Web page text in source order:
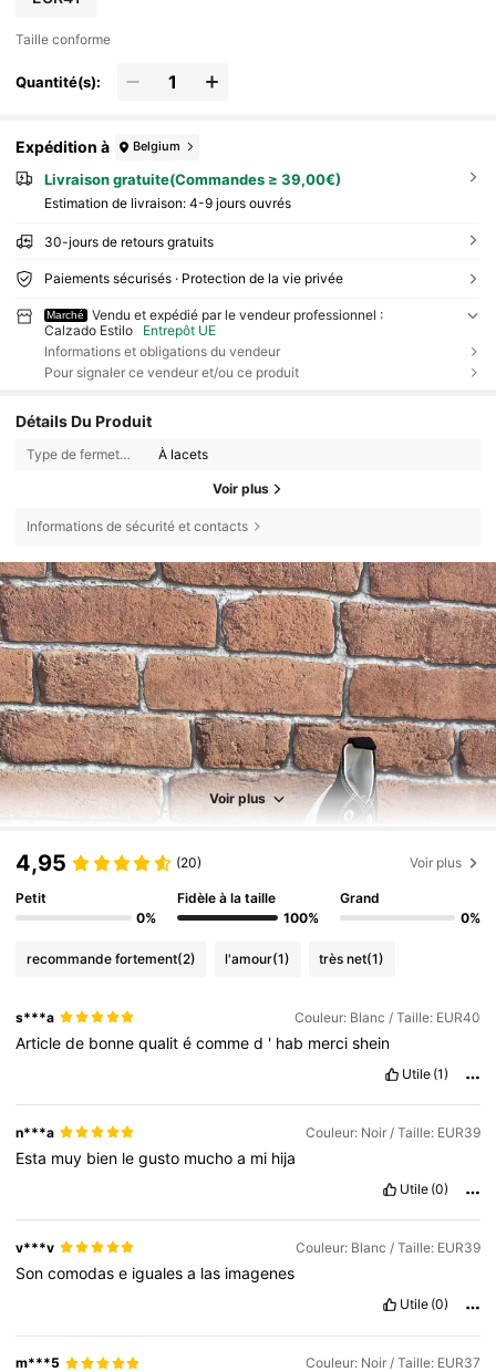
Taille conforme
Quantité(s):
Expédition à Belgium
Livraison gratuite(Commandes ≥ 39,00€)
Estimation de livraison: 4-9 jours ouvrés
30-jours de retours gratuits
Paiements sécurisés · Protection de la vie privée
Marché
Vendu et expédié par le vendeur professionnel :
Calzado Estilo
Entrepôt UE
Informations et obligations du vendeur
Pour signaler ce vendeur et/ou ce produit
Détails Du Produit
Type de fermeture: À lacets
Voir plus
Informations de sécurité et contacts
Voir plus
4,95 (20) Voir plus
Petit
0%
Fidèle à la taille
100%
Grand
0%
recommande fortement(2) l'amour(1) très net(1)
s***a Couleur: Blanc / Taille: EUR40
Articlede bonnequalitécommed ' hab mercishein
Utile (1)
n***a Couleur: Noir / Taille: EUR39
Esta muy bien legusto muchoa mi hija
Utile (0)
v***v Couleur: Blanc / Taille: EUR39
Soncomodase igualesa las imagenes
Utile (0)
m***5 Couleur: Noir / Taille: EUR37